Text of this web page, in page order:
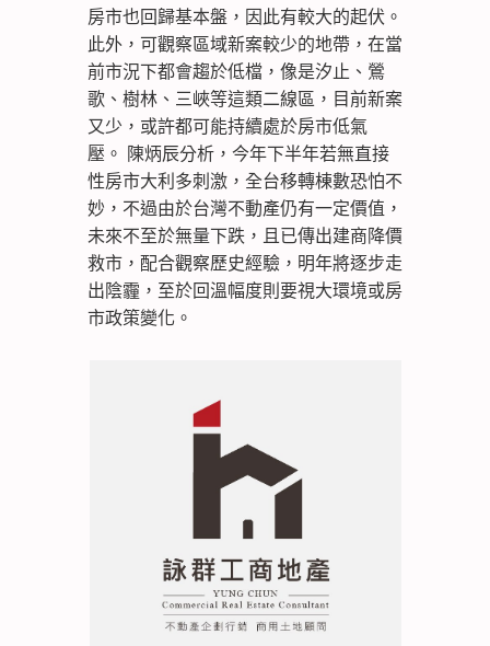
房市也回歸基本盤，因此有較大的起伏。
此外，可觀察區域新案較少的地帶，在當
前市況下都會趨於低檔，像是汐止、鶯
歌、樹林、三峽等這類二線區，目前新案
又少，或許都可能持續處於房市低氣
壓。 陳炳辰分析，今年下半年若無直接
性房市大利多刺激，全台移轉棟數恐怕不
妙，不過由於台灣不動產仍有一定價值，
未來不至於無量下跌，且已傳出建商降價
救市，配合觀察歷史經驗，明年將逐步走
出陰霾，至於回溫幅度則要視大環境或房
市政策變化。